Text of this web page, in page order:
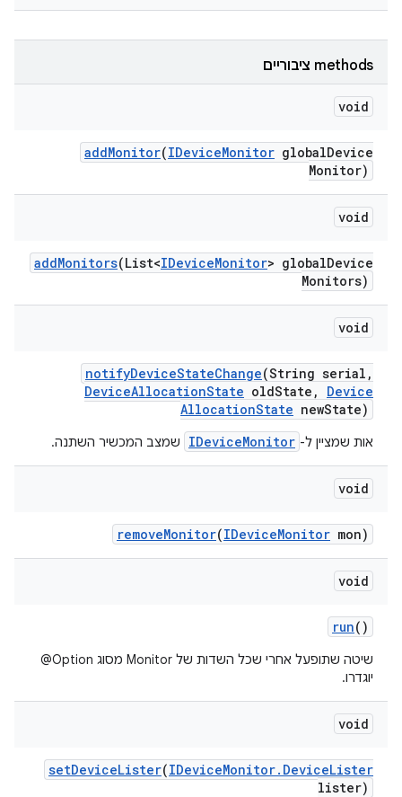
‫methods ציבוריים
void
addMonitor(IDeviceMonitor globalDevice
Monitor)
void
addMonitors(List<IDeviceMonitor> globalDevice
Monitors)
void
notifyDeviceStateChange(String serial ,
DeviceAllocationState oldState ,
Device
AllocationState newState)
אות שמציין ל- IDeviceMonitor שמצב המכשיר השתנה.
void
removeMonitor(IDeviceMonitor mon)
void
run()
שיטה שתופעל אחרי שכל השדות של Monitor מסוג ‎ @Option
יוגדרו.
void
setDeviceLister(IDeviceMonitor. DeviceLister
lister)